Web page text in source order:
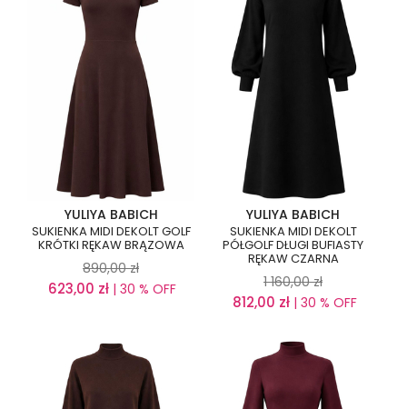
YULIYA BABICH
SUKIENKA MIDI DEKOLT GOLF
KRÓTKI RĘKAW BRĄZOWA
890,00 zł
623,00 zł | 30 % OFF
YULIYA BABICH
SUKIENKA MIDI DEKOLT
PÓŁGOLF DŁUGI BUFIASTY
RĘKAW CZARNA
1 160,00 zł
812,00 zł| 30 % OFF